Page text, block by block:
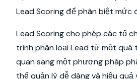
Lead Scoring để phân biệt mức
Lead Scoring cho phép các tổ
trình phân loại Lead từ một quá
quan sang một phương pháp
thể quản lý dễ dàng và hiệu quả